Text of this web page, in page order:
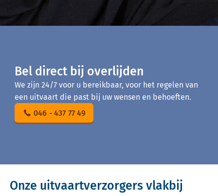
Bel direct bij overlijden
We zijn 24/7 voor u bereikbaar, voor het regelen van
een uitvaart die past bij uw wensen en behoeften.
046 - 437 77 49
Onze uitvaartverzorgers vlakbij